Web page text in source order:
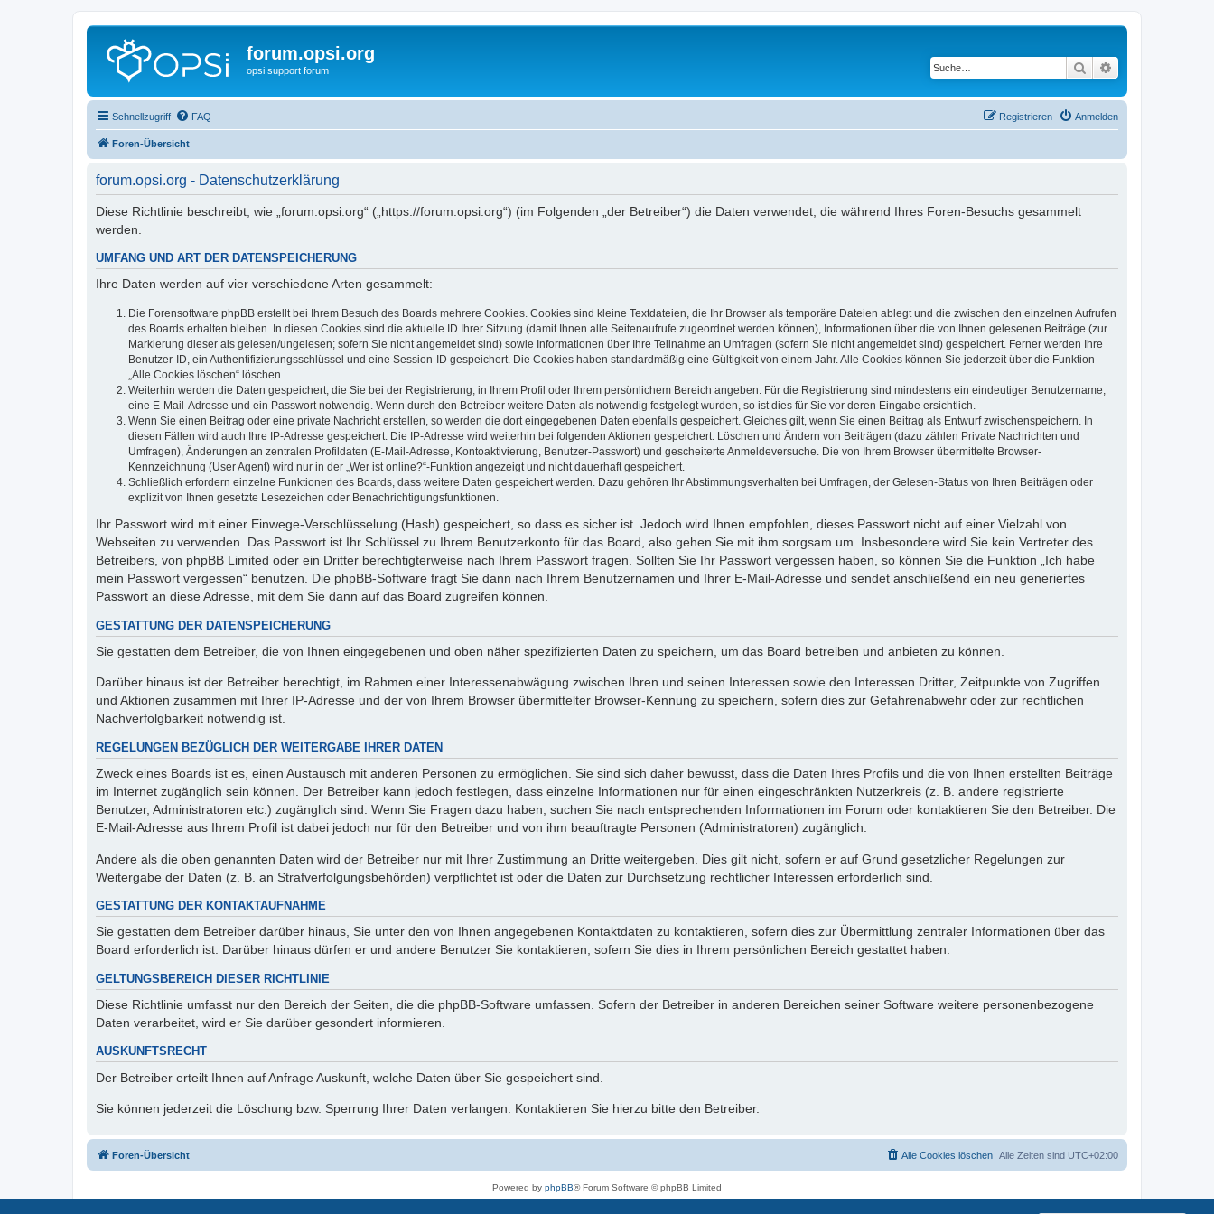
forum.opsi.org
opsi support forum Suche
Schnellzugriff FAQ Anmelden
Registrieren
Foren-Übersicht
forum.opsi.org - Datenschutzerklärung
Diese Richtlinie beschreibt, wie „forum.opsi.org“ („https://forum.opsi.org“) (im Folgenden „der Betreiber“) die Daten verwendet, die während Ihres Foren-Besuchs gesammelt
werden.
UMFANG UND ART DER DATENSPEICHERUNG
Ihre Daten werden auf vier verschiedene Arten gesammelt:
Die Forensoftware phpBB erstellt bei Ihrem Besuch des Boards mehrere Cookies. Cookies sind kleine Textdateien, die Ihr Browser als temporäre Dateien ablegt und die zwischen den einzelnen Aufrufen
des Boards erhalten bleiben. In diesen Cookies sind die aktuelle ID Ihrer Sitzung (damit Ihnen alle Seitenaufrufe zugeordnet werden können), Informationen über die von Ihnen gelesenen Beiträge (zur
Markierung dieser als gelesen/ungelesen; sofern Sie nicht angemeldet sind) sowie Informationen über Ihre Teilnahme an Umfragen (sofern Sie nicht angemeldet sind) gespeichert. Ferner werden Ihre
Benutzer-ID, ein Authentifizierungsschlüssel und eine Session-ID gespeichert. Die Cookies haben standardmäßig eine Gültigkeit von einem Jahr. Alle Cookies können Sie jederzeit über die Funktion
„Alle Cookies löschen“ löschen.
Weiterhin werden die Daten gespeichert, die Sie bei der Registrierung, in Ihrem Profil oder Ihrem persönlichem Bereich angeben. Für die Registrierung sind mindestens ein eindeutiger Benutzername,
eine E-Mail-Adresse und ein Passwort notwendig. Wenn durch den Betreiber weitere Daten als notwendig festgelegt wurden, so ist dies für Sie vor deren Eingabe ersichtlich.
Wenn Sie einen Beitrag oder eine private Nachricht erstellen, so werden die dort eingegebenen Daten ebenfalls gespeichert. Gleiches gilt, wenn Sie einen Beitrag als Entwurf zwischenspeichern. In
diesen Fällen wird auch Ihre IP-Adresse gespeichert. Die IP-Adresse wird weiterhin bei folgenden Aktionen gespeichert: Löschen und Ändern von Beiträgen (dazu zählen Private Nachrichten und
Umfragen), Änderungen an zentralen Profildaten (E-Mail-Adresse, Kontoaktivierung, Benutzer-Passwort) und gescheiterte Anmeldeversuche. Die von Ihrem Browser übermittelte Browser-
Kennzeichnung (User Agent) wird nur in der „Wer ist online?“-Funktion angezeigt und nicht dauerhaft gespeichert.
Schließlich erfordern einzelne Funktionen des Boards, dass weitere Daten gespeichert werden. Dazu gehören Ihr Abstimmungsverhalten bei Umfragen, der Gelesen-Status von Ihren Beiträgen oder
explizit von Ihnen gesetzte Lesezeichen oder Benachrichtigungsfunktionen.
Ihr Passwort wird mit einer Einwege-Verschlüsselung (Hash) gespeichert, so dass es sicher ist. Jedoch wird Ihnen empfohlen, dieses Passwort nicht auf einer Vielzahl von
Webseiten zu verwenden. Das Passwort ist Ihr Schlüssel zu Ihrem Benutzerkonto für das Board, also gehen Sie mit ihm sorgsam um. Insbesondere wird Sie kein Vertreter des
Betreibers, von phpBB Limited oder ein Dritter berechtigterweise nach Ihrem Passwort fragen. Sollten Sie Ihr Passwort vergessen haben, so können Sie die Funktion „Ich habe
mein Passwort vergessen“ benutzen. Die phpBB-Software fragt Sie dann nach Ihrem Benutzernamen und Ihrer E-Mail-Adresse und sendet anschließend ein neu generiertes
Passwort an diese Adresse, mit dem Sie dann auf das Board zugreifen können.
GESTATTUNG DER DATENSPEICHERUNG
Sie gestatten dem Betreiber, die von Ihnen eingegebenen und oben näher spezifizierten Daten zu speichern, um das Board betreiben und anbieten zu können.
Darüber hinaus ist der Betreiber berechtigt, im Rahmen einer Interessenabwägung zwischen Ihren und seinen Interessen sowie den Interessen Dritter, Zeitpunkte von Zugriffen
und Aktionen zusammen mit Ihrer IP-Adresse und der von Ihrem Browser übermittelter Browser-Kennung zu speichern, sofern dies zur Gefahrenabwehr oder zur rechtlichen
Nachverfolgbarkeit notwendig ist.
REGELUNGEN BEZÜGLICH DER WEITERGABE IHRER DATEN
Zweck eines Boards ist es, einen Austausch mit anderen Personen zu ermöglichen. Sie sind sich daher bewusst, dass die Daten Ihres Profils und die von Ihnen erstellten Beiträge
im Internet zugänglich sein können. Der Betreiber kann jedoch festlegen, dass einzelne Informationen nur für einen eingeschränkten Nutzerkreis (z. B. andere registrierte
Benutzer, Administratoren etc.) zugänglich sind. Wenn Sie Fragen dazu haben, suchen Sie nach entsprechenden Informationen im Forum oder kontaktieren Sie den Betreiber. Die
E-Mail-Adresse aus Ihrem Profil ist dabei jedoch nur für den Betreiber und von ihm beauftragte Personen (Administratoren) zugänglich.
Andere als die oben genannten Daten wird der Betreiber nur mit Ihrer Zustimmung an Dritte weitergeben. Dies gilt nicht, sofern er auf Grund gesetzlicher Regelungen zur
Weitergabe der Daten (z. B. an Strafverfolgungsbehörden) verpflichtet ist oder die Daten zur Durchsetzung rechtlicher Interessen erforderlich sind.
GESTATTUNG DER KONTAKTAUFNAHME
Sie gestatten dem Betreiber darüber hinaus, Sie unter den von Ihnen angegebenen Kontaktdaten zu kontaktieren, sofern dies zur Übermittlung zentraler Informationen über das
Board erforderlich ist. Darüber hinaus dürfen er und andere Benutzer Sie kontaktieren, sofern Sie dies in Ihrem persönlichen Bereich gestattet haben.
GELTUNGSBEREICH DIESER RICHTLINIE
Diese Richtlinie umfasst nur den Bereich der Seiten, die die phpBB-Software umfassen. Sofern der Betreiber in anderen Bereichen seiner Software weitere personenbezogene
Daten verarbeitet, wird er Sie darüber gesondert informieren.
AUSKUNFTSRECHT
Der Betreiber erteilt Ihnen auf Anfrage Auskunft, welche Daten über Sie gespeichert sind.
Sie können jederzeit die Löschung bzw. Sperrung Ihrer Daten verlangen. Kontaktieren Sie hierzu bitte den Betreiber.
Foren-Übersicht Alle Zeiten sind UTC+02:00
Alle Cookies löschen
Powered by phpBB® Forum Software © phpBB Limited